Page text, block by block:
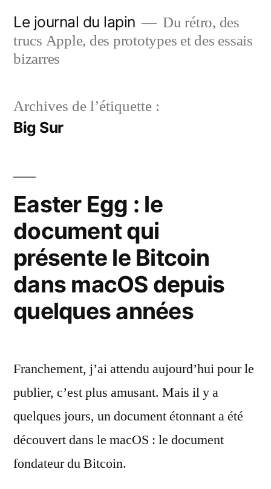
contenu
Le journal du lapin
Du rétro, des
trucs Apple, des prototypes et des essais
bizarres
Archives de l’étiquette :
Big Sur
Easter Egg : le
document qui
présente le Bitcoin
dans macOS depuis
quelques années
Franchement, j’ai attendu aujourd’hui pour le
publier, c’est plus amusant. Mais il y a
quelques jours, un document étonnant a été
découvert dans le macOS : le document
fondateur du Bitcoin.